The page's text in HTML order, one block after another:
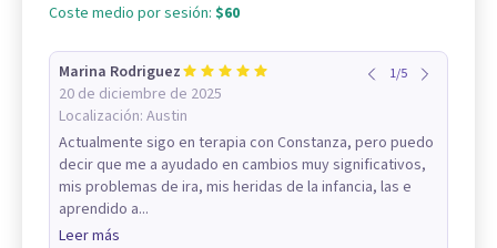
Coste medio por sesión: $60
Marina Rodriguez
20 de diciembre de 2025
Localización: Austin
1/5
Actualmente sigo en terapia con Constanza, pero puedo
decir que me a ayudado en cambios muy significativos,
mis problemas de ira, mis heridas de la infancia, las e
aprendido a...
Leer más